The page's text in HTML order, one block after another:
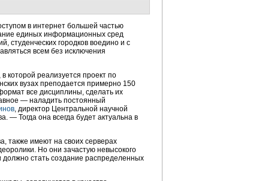
в интернет большей частью
единых информационных сред
городков воедино и с
всем без исключения
которой реализуется проект по
вузах преподается примерно 150
все дисциплины, сделать их
— наладить постоянный
, директор Центральной научной
Тогда она всегда будет актуальна в
также имеют на своих серверах
Но они зачастую невысокого
стать создание распределенных